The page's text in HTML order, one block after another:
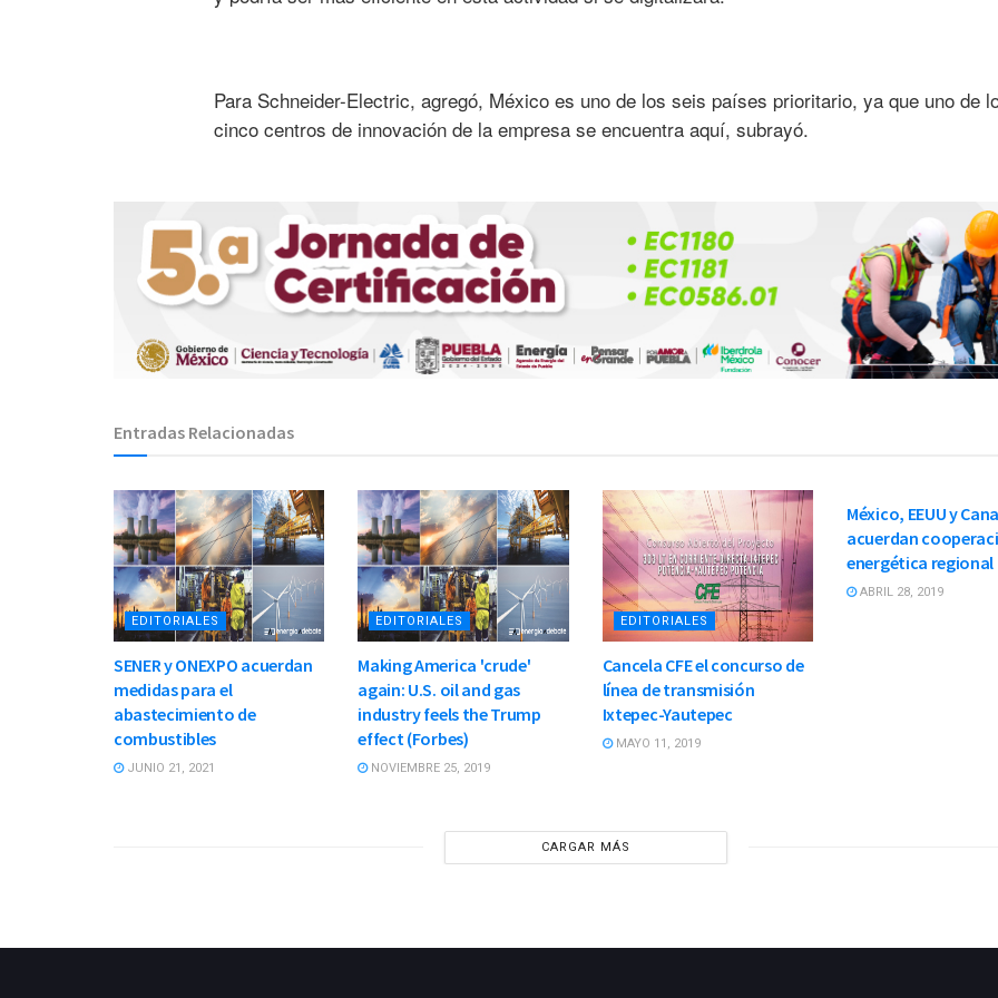
Para Schneider-Electric, agregó, México es uno de los seis países prioritario, ya que uno de
cinco centros de innovación de la empresa se encuentra aquí, subrayó.
Entradas Relacionadas
EDITORIALES
SENER y ONEXPO acuerdan
medidas para el
abastecimiento de
combustibles
JUNIO 21, 2021
EDITORIALES
Making America 'crude'
again: U.S. oil and gas
industry feels the Trump
effect (Forbes)
NOVIEMBRE 25, 2019
EDITORIALES
Cancela CFE el concurso de
línea de transmisión
Ixtepec-Yautepec
MAYO 11, 2019
México, EEUU y
acuerdan
energética regional
ABRIL 28, 2019
CARGAR MÁS